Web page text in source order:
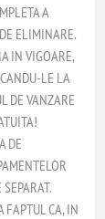
A
ELIMINARE.
IN VIGOARE,
LE LA
DE VANZARE
DE
CA, IN